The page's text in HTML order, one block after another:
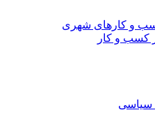
و کارهای شهری
کسب و کار
سیاسی